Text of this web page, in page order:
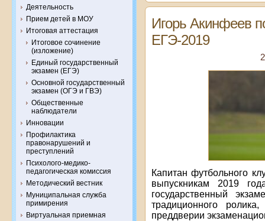
Деятельность
Прием детей в МОУ
Итоговая аттестация
Итоговое сочинение
(изложение)
Единый государственный
экзамен (ЕГЭ)
Основной государственный
экзамен (ОГЭ и ГВЭ)
Общественные
наблюдатели
Инновации
Профилактика
правонарушений и
преступлений
Психолого-медико-
педагогическая комиссия
Методический вестник
Муниципальная служба
примирения
Виртуальная приемная
Игорь Акинфеев
ЕГЭ-2019
Капитан футбольного
выпускникам 2019
государственный
традиционного
преддверии